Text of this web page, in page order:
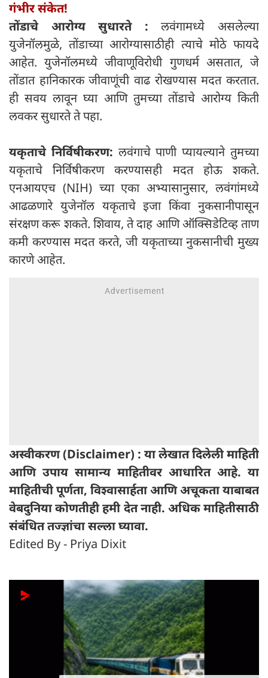
गंभीर संकेत!
तोंडाचे आरोग्य सुधारते :लवंगामध्ये असलेल्या
युजेनॉलमुळे, तोंडाच्या आरोग्यासाठीही त्याचे मोठे फायदे
आहेत. युजेनॉलमध्ये जीवाणूविरोधी गुणधर्म असतात, जे
तोंडात हानिकारक जीवाणूंची वाढ रोखण्यास मदत करतात.
ही सवय लावून घ्या आणि तुमच्या तोंडाचे आरोग्य किती
लवकर सुधारते ते पहा.
यकृताचे निर्विषीकरण: लवंगाचे पाणी प्यायल्याने तुमच्या
यकृताचे निर्विषीकरण करण्यासही मदत होऊ शकते.
एनआयएच (NIH) च्या एका अभ्यासानुसार, लवंगांमध्ये
आढळणारे युजेनॉल यकृताचे इजा किंवा नुकसानीपासून
संरक्षण करू शकते. शिवाय, ते दाह आणि ऑक्सिडेटिव्ह ताण
कमी करण्यास मदत करते, जी यकृताच्या नुकसानीची मुख्य
कारणे आहेत.
अस्वीकरण (Disclaimer) : या लेखात दिलेली माहिती
आणि उपाय सामान्य माहितीवर आधारित आहे. या
माहितीची पूर्णता, विश्वासार्हता आणि अचूकता याबाबत
वेबदुनिया कोणतीही हमी देत ​​नाही. अधिक माहितीसाठी
संबंधित तज्ज्ञांचा सल्ला घ्यावा.
Edited By - Priya Dixit